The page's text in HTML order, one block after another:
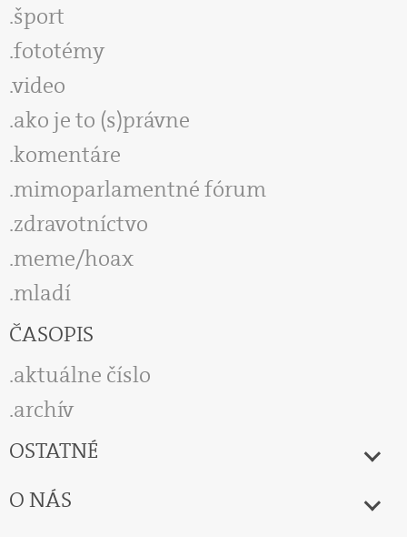
šport
fototémy
video
ako je to (s)právne
komentáre
mimoparlamentné fórum
zdravotníctvo
meme/hoax
mladí
ČASOPIS
aktuálne číslo
archív
OSTATNÉ
O NÁS